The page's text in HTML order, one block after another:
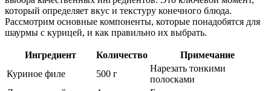
который определяет вкус и текстуру конечного блюда.
Рассмотрим основные компоненты, которые понадобятся для
шаурмы с курицей, и как правильно их выбрать.
Ингредиент Количество
Примечание
Куриное филе
500 г
Нарезать тонкими
полосками